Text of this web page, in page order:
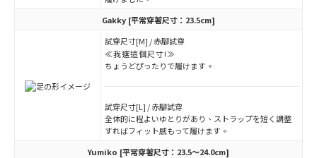
Gakky [平常穿著尺寸：23.5cm]
試穿尺寸[M] / 赤腳試穿
≪我選這個尺寸!≫
ちょうどぴったりで履けます。
試穿尺寸[L] / 赤腳試穿
全体的に程よいゆとりがあり、ストラップを短く調整
すればフィット感もって履けます。
Yumiko [平常穿著尺寸：23.5～24.0cm]